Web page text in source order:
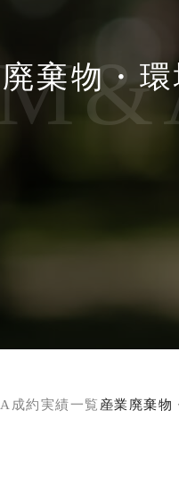
棄物・
成約実績一覧 産業廃棄物